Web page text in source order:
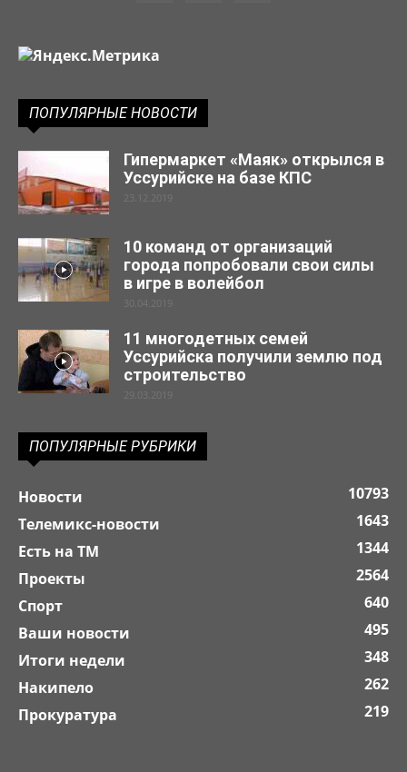
ПОПУЛЯРНЫЕ НОВОСТИ
Гипермаркет «Маяк» открылся в
Уссурийске на базе КПС
23.12.2019
10 команд от организаций
города попробовали свои силы
в игре в волейбол
30.04.2019
11 многодетных семей
Уссурийска получили землю под
строительство
29.03.2019
ПОПУЛЯРНЫЕ РУБРИКИ
Новости
10793
Телемикс-новости
1643
Есть на ТМ
1344
Проекты
2564
Спорт
640
Ваши новости
495
Итоги недели
348
Накипело
262
Прокуратура
219